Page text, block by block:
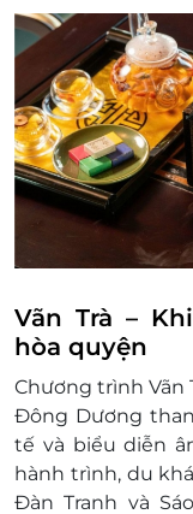
Không áp
khuyến
Mức giá
vụ.
Không
Để đảm
nghiệm
từ chối
Đặt ít nhất
Số lượng
chạy: 6
Điều kiện
lợi, vui
tình trạng
thu (nếu
toán. Mọi
Vãn Trà –
hòa quyện
Chương trình Vãn
Đông Dương
tế và biểu diễn
hành trình, du
Đàn Tranh và